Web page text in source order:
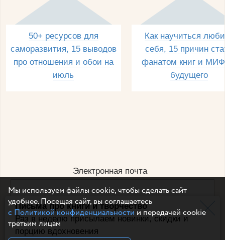
Письма про книги и творчество
Раз в неделю присылаем новинки, скидки и
порцию вдохновения
50+ ресурсов для
саморазвития, 15 выводов
про отношения и обои на
июль
Как научиться
себя, 15 причин
фанатом книг и
будущего
Электронная почта
Например, dulsineya@gmail.com
Без спама и смс
Мы используем файлы cookie, чтобы сделать сайт
удобнее. Посещая сайт, вы соглашаетесь
с Политикой конфиденциальностии передачей cookie
третьим лицам